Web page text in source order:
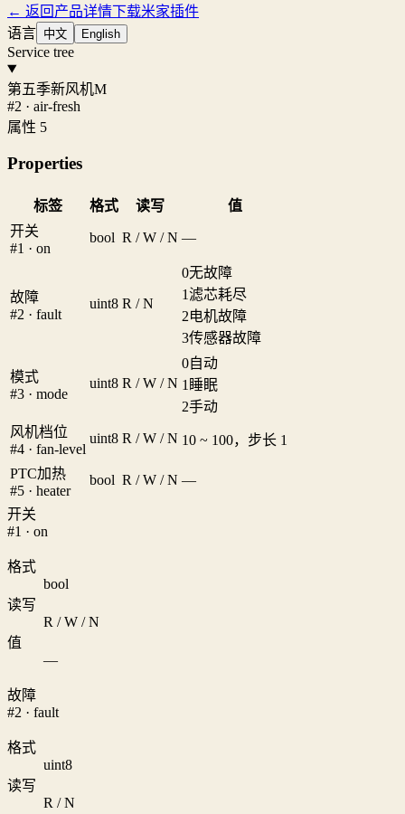
← 返回产品详情下载米家插件
语言 中文 English
Service tree
第五季新风机M
#2 · air-fresh
属性 5
Properties
标签 格式 读写
值
开关
#1 · on
bool R / W / N —
故障
#2 · fault
uint8 R / N
0无故障
1滤芯耗尽
2电机故障
3传感器故障
模式
#3 · mode
uint8 R / W / N
0自动
1 睡眠
2手动
风机档位
#4 · fan-level
uint8 R / W / N 10 ~ 100，步长 1
PTC加热
#5 · heater
bool R / W / N —
开关
#1 · on
格式
bool
读写
R / W / N
值
—
故障
#2 · fault
格式
uint8
读写
R / N